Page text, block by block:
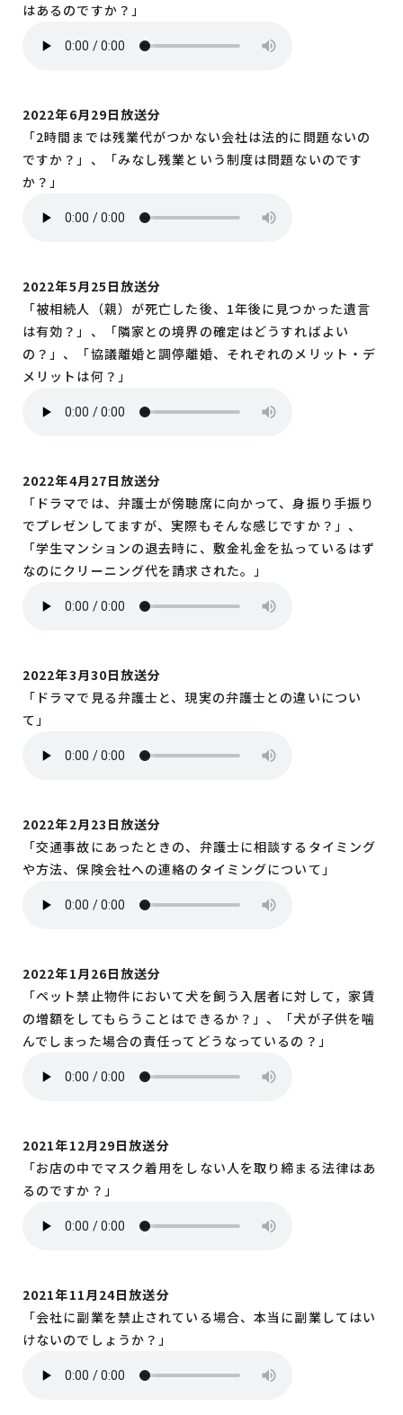
はあるのですか？」
2022年6月29日放送分
「2時間までは残業代がつかない会社は法的に問題ないの
ですか？」、「みなし残業という制度は問題ないのです
か？」
2022年5月25日放送分
「被相続人（親）が死亡した後、1年後に見つかった遺言
は有効？」、「隣家との境界の確定はどうすればよい
の？」、「協議離婚と調停離婚、それぞれのメリット・デ
メリットは何？」
2022年4月27日放送分
「ドラマでは、弁護士が傍聴席に向かって、身振り手振り
でプレゼンしてますが、実際もそんな感じですか？」、
「学生マンションの退去時に、敷金礼金を払っているはず
なのにクリーニング代を請求された。」
2022年3月30日放送分
「ドラマで見る弁護士と、現実の弁護士との違いについ
て」
2022年2月23日放送分
「交通事故にあったときの、弁護士に相談するタイミング
や方法、保険会社への連絡のタイミングについて」
2022年1月26日放送分
「ペット禁止物件において犬を飼う入居者に対して，家賃
の増額をしてもらうことはできるか？」、「犬が子供を噛
んでしまった場合の責任ってどうなっているの？」
2021年12月29日放送分
「お店の中でマスク着用をしない人を取り締まる法律はあ
るのですか？」
2021年11月24日放送分
「会社に副業を禁止されている場合、本当に副業してはい
けないのでしょうか？」